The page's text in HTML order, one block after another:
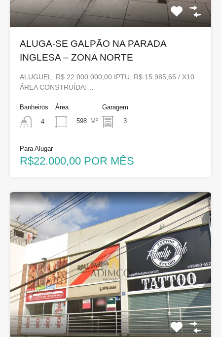
ALUGA-SE GALPÃO NA PARADA
INGLESA – ZONA NORTE
ALUGUEL: R$ 22.000.000,00 IPTU: R$ 15.985,65 / X10
ÁREA CONSTRUÍDA:…
Banheiros
4
Área
598 M²
Garagem
3
Para Alugar
R$22.000,00 POR MÊS